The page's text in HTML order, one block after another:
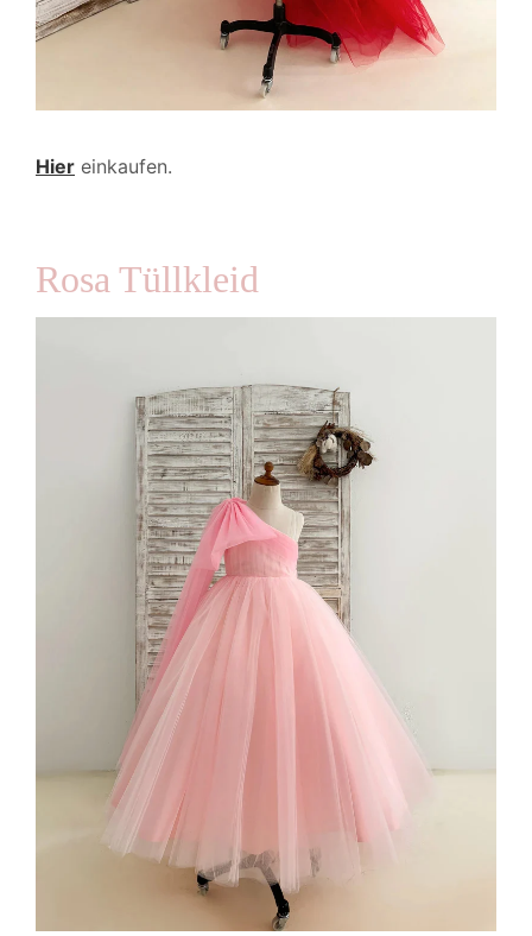
Hier einkaufen.
Rosa Tüllkleid